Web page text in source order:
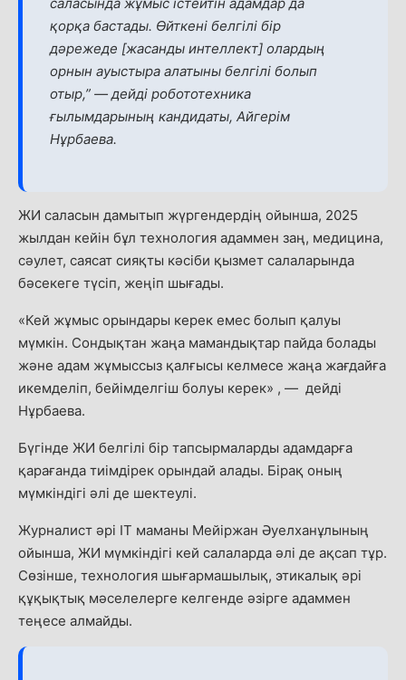
саласында жұмыс істейтін адамдар да
қорқа бастады. Өйткені белгілі бір
дәрежеде [жасанды интеллект] олардың
орнын ауыстыра алатыны белгілі болып
отыр,” — дейді робототехника
ғылымдарының кандидаты, Айгерім
Нұрбаева.
ЖИ саласын дамытып жүргендердің ойынша, 2025
жылдан кейін бұл технология адаммен заң, медицина,
сәулет, саясат сияқты кәсіби қызмет салаларында
бәсекеге түсіп, жеңіп шығады.
«Кей жұмыс орындары керек емес болып қалуы
мүмкін. Сондықтан жаңа мамандықтар пайда болады
және адам жұмыссыз қалғысы келмесе жаңа жағдайға
икемделіп, бейімделгіш болуы керек» , — дейді
Нұрбаева.
Бүгінде ЖИ белгілі бір тапсырмаларды адамдарға
қарағанда тиімдірек орындай алады. Бірақ оның
мүмкіндігі әлі де шектеулі.
Журналист әрі ІТ маманы Мейіржан Әуелханұлының
ойынша, ЖИ мүмкіндігі кей салаларда әлі де ақсап тұр.
Сөзінше, технология шығармашылық, этикалық әрі
құқықтық мәселелерге келгенде әзірге адаммен
теңесе алмайды.